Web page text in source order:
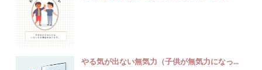
やる気が出ない無気力（子供が無気力になっ...